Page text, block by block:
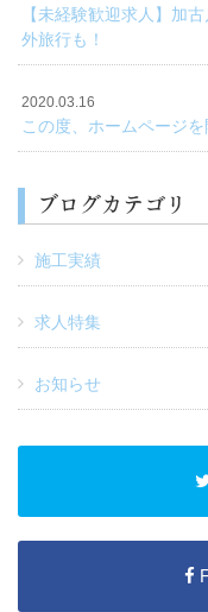
【未経験歓迎求人】加
外旅行も！
2020.03.16
この度、ホームページ
ブログカテゴリ
施工実績
求人特集
お知らせ